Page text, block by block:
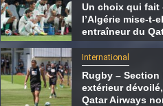
Un choix qui fait
l’Algérie mise-t-
entraîneur du
International
Rugby –
extérieur
Qatar Airways